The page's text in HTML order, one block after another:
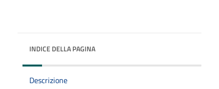
INDICE DELLA PAGINA
Descrizione